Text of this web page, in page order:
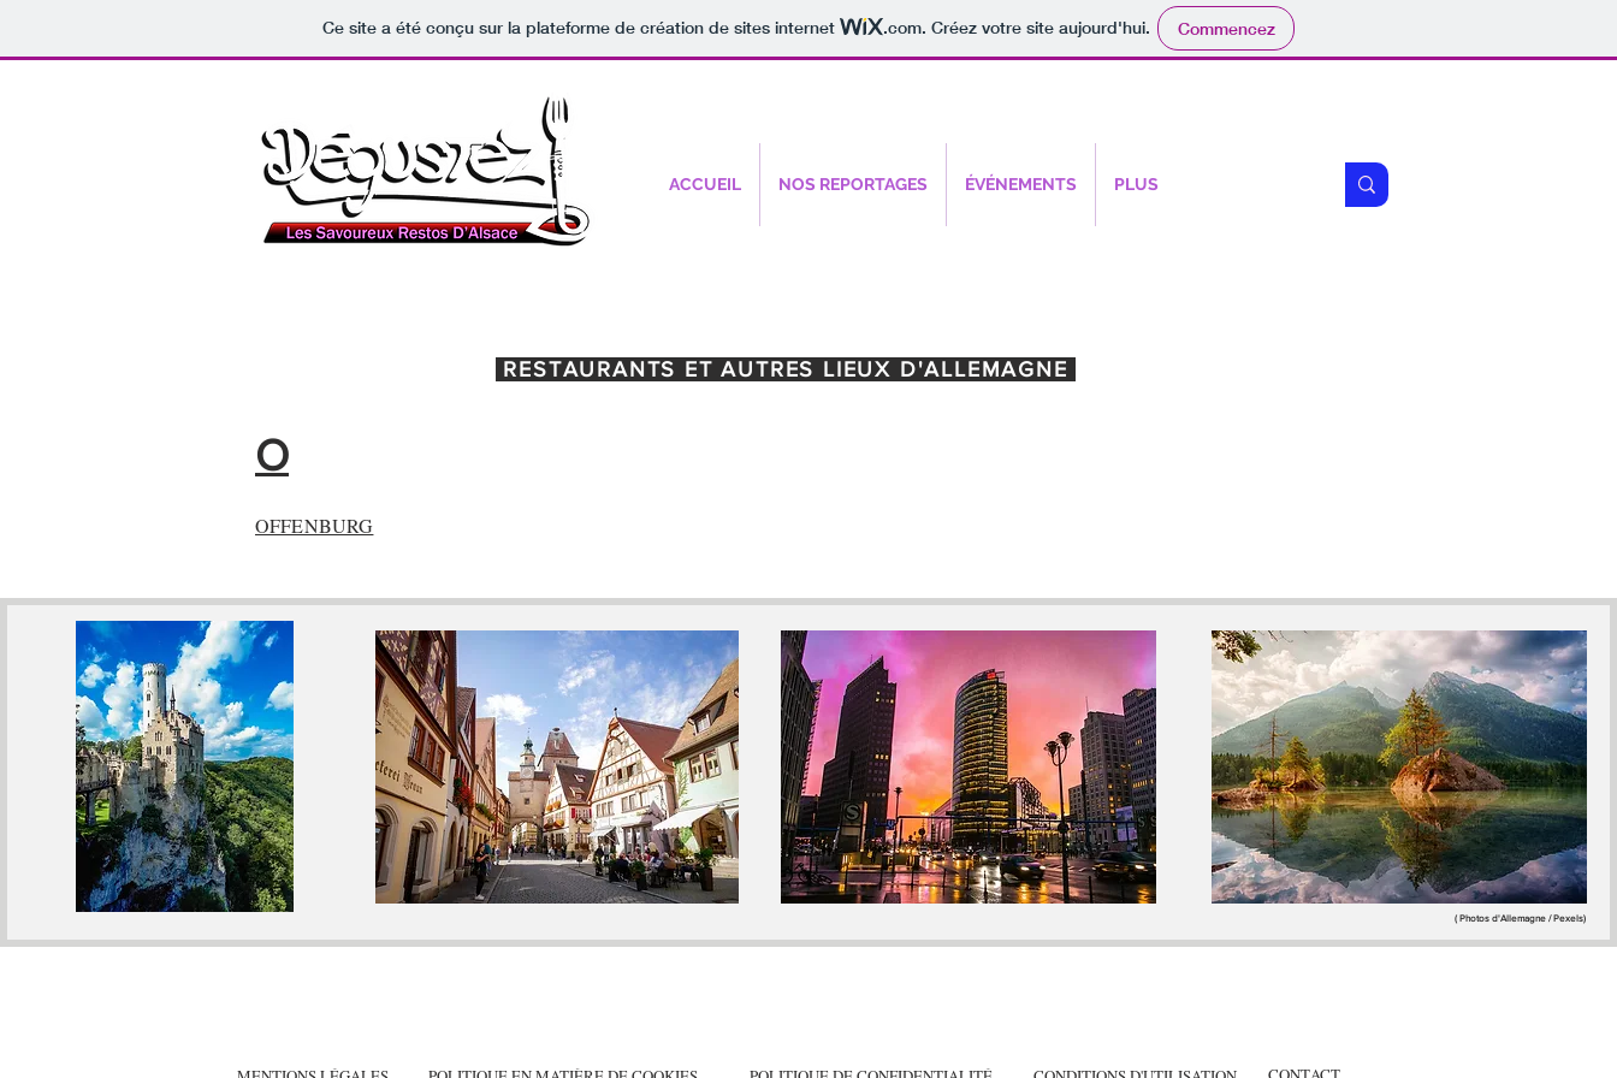
Ce site a été conçu sur la plateforme de création de sites internet .com. Créez votre site aujourd'hui. Commencez
ACCUEIL NOS REPORTAGES ÉVÉNEMENTS PLUS
RESTAURANTS ET AUTRES LIEUX D'ALLEMAGNE
O
OFFENBURG
( Photos d'Allemagne / Pexels)